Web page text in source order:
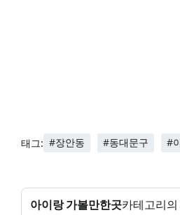
태그: #장안동 #동대문구 #
아이랑 가볼만한곳카테고리